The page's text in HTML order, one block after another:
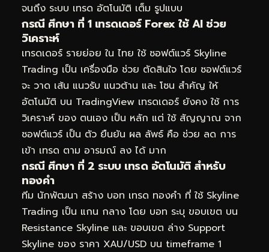
จนถึง ระบบ เทรด อัตโนมัติ เต็ม รูปแบบ
กรณี ศึกษา ที่ 1 เทรดเดอร์ Forex ใช้ AI ช่วย
วิเคราะห์
เทรดเดอร์ รายย่อย ใน ไทย ใช้ ซอฟต์แวร์ Skyline
Trading เป็น เครื่องมือ ช่วย ตัดสินใจ โดย ซอฟต์แวร์
จะ วาด เส้น แนวรับ แนวต้าน และ โซน สำคัญ ให้
อัตโนมัติ บน TradingView เทรดเดอร์ ยังคง ใช้ การ
วิเคราะห์ ของ ตนเอง เป็น หลัก แต่ ใช้ สัญญาณ จาก
ซอฟต์แวร์ เป็น ตัว ยืนยัน ผล ลัพธ์ คือ ช่วย ลด การ
เข้า เทรด ตาม อารมณ์ ลง ได้ มาก
กรณี ศึกษา ที่ 2 ระบบ เทรด อัตโนมัติ สำหรับ
ทองคำ
ทีม นักพัฒนา สร้าง บอท เทรด ทองคำ ที่ ใช้ Skyline
Trading เป็น แกน กลาง โดย บอท ระบุ ขอบเขต บน
Resistance Skyline และ ขอบเขต ล่าง Support
Skyline ของ ราคา XAU/USD บน timeframe 1